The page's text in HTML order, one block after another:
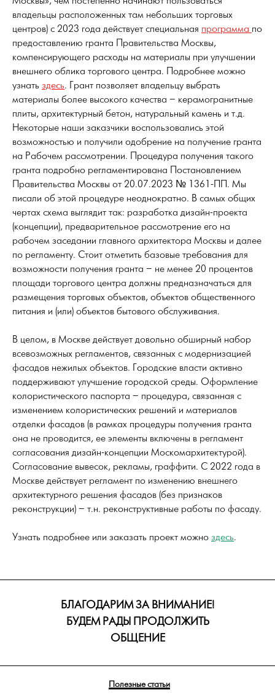
владельцы расположенных там небольших торговых
центров) с 2023 года действует специальная программа по
предоставлению гранта Правительства Москвы,
компенсирующего расходы на материалы при улучшении
внешнего облика торгового центра. Подробнее можно
узнать здесь. Грант позволяет владельцу выбрать
материалы более высокого качества – керамогранитные
плиты, архитектурный бетон, натуральный камень и т.д.
Некоторые наши заказчики воспользовались этой
возможностью и получили одобрение на получение гранта
на Рабочем рассмотрении. Процедура получения такого
гранта подробно регламентирована Постановлением
Правительства Москвы от 20.07.2023 № 1361-ПП. Мы
писали об этой процедуре неоднократно. В самых общих
чертах схема выглядит так: разработка дизайн-проекта
(концепции), предварительное рассмотрение его на
рабочем заседании главного архитектора Москвы и далее
по регламенту. Стоит отметить базовые требования для
возможности получения гранта – не менее 20 процентов
площади торгового центра должны предназначаться для
размещения торговых объектов, объектов общественного
питания и (или) объектов бытового обслуживания.
В целом, в Москве действует довольно обширный набор
всевозможных регламентов, связанных с модернизацией
фасадов нежилых объектов. Городские власти активно
поддерживают улучшение городской среды. Оформление
колористического паспорта – процедура, связанная с
изменением колористических решений и материалов
отделки фасадов (в рамках процедуры получения гранта
она не проводится, ее элементы включены в регламент
согласования дизайн-концепции Москомархитектурой).
Согласование вывесок, рекламы, граффити. С 2022 года в
Москве действует регламент по изменению внешнего
архитектурного решения фасадов (без признаков
реконструкции) – т.н. реконструктивные работы по фасаду.
Узнать подробнее или заказать проект можно здесь.
БЛАГОДАРИМ ЗА ВНИМАНИЕ!
БУДЕМ РАДЫ ПРОДОЛЖИТЬ
ОБЩЕНИЕ
Полезные статьи